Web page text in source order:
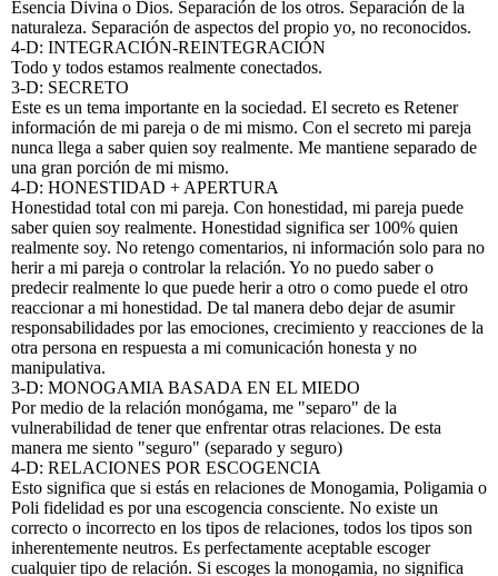
Esencia Divina o Dios. Separación de los otros. Separación de la
naturaleza. Separación de aspectos del propio yo, no reconocidos.
4-D: INTEGRACIÓN-REINTEGRACIÓN
Todo y todos estamos realmente conectados.
3-D: SECRETO
Este es un tema importante en la sociedad. El secreto es Retener
información de mi pareja o de mi mismo. Con el secreto mi pareja
nunca llega a saber quien soy realmente. Me mantiene separado de
una gran porción de mi mismo.
4-D: HONESTIDAD + APERTURA
Honestidad total con mi pareja. Con honestidad, mi pareja puede
saber quien soy realmente. Honestidad significa ser 100% quien
realmente soy. No retengo comentarios, ni información solo para no
herir a mi pareja o controlar la relación. Yo no puedo saber o
predecir realmente lo que puede herir a otro o como puede el otro
reaccionar a mi honestidad. De tal manera debo dejar de asumir
responsabilidades por las emociones, crecimiento y reacciones de la
otra persona en respuesta a mi comunicación honesta y no
manipulativa.
3-D: MONOGAMIA BASADA EN EL MIEDO
Por medio de la relación monógama, me "separo" de la
vulnerabilidad de tener que enfrentar otras relaciones. De esta
manera me siento "seguro" (separado y seguro)
4-D: RELACIONES POR ESCOGENCIA
Esto significa que si estás en relaciones de Monogamia, Poligamia o
Poli fidelidad es por una escogencia consciente. No existe un
correcto o incorrecto en los tipos de relaciones, todos los tipos son
inherentemente neutros. Es perfectamente aceptable escoger
cualquier tipo de relación. Si escoges la monogamia, no significa